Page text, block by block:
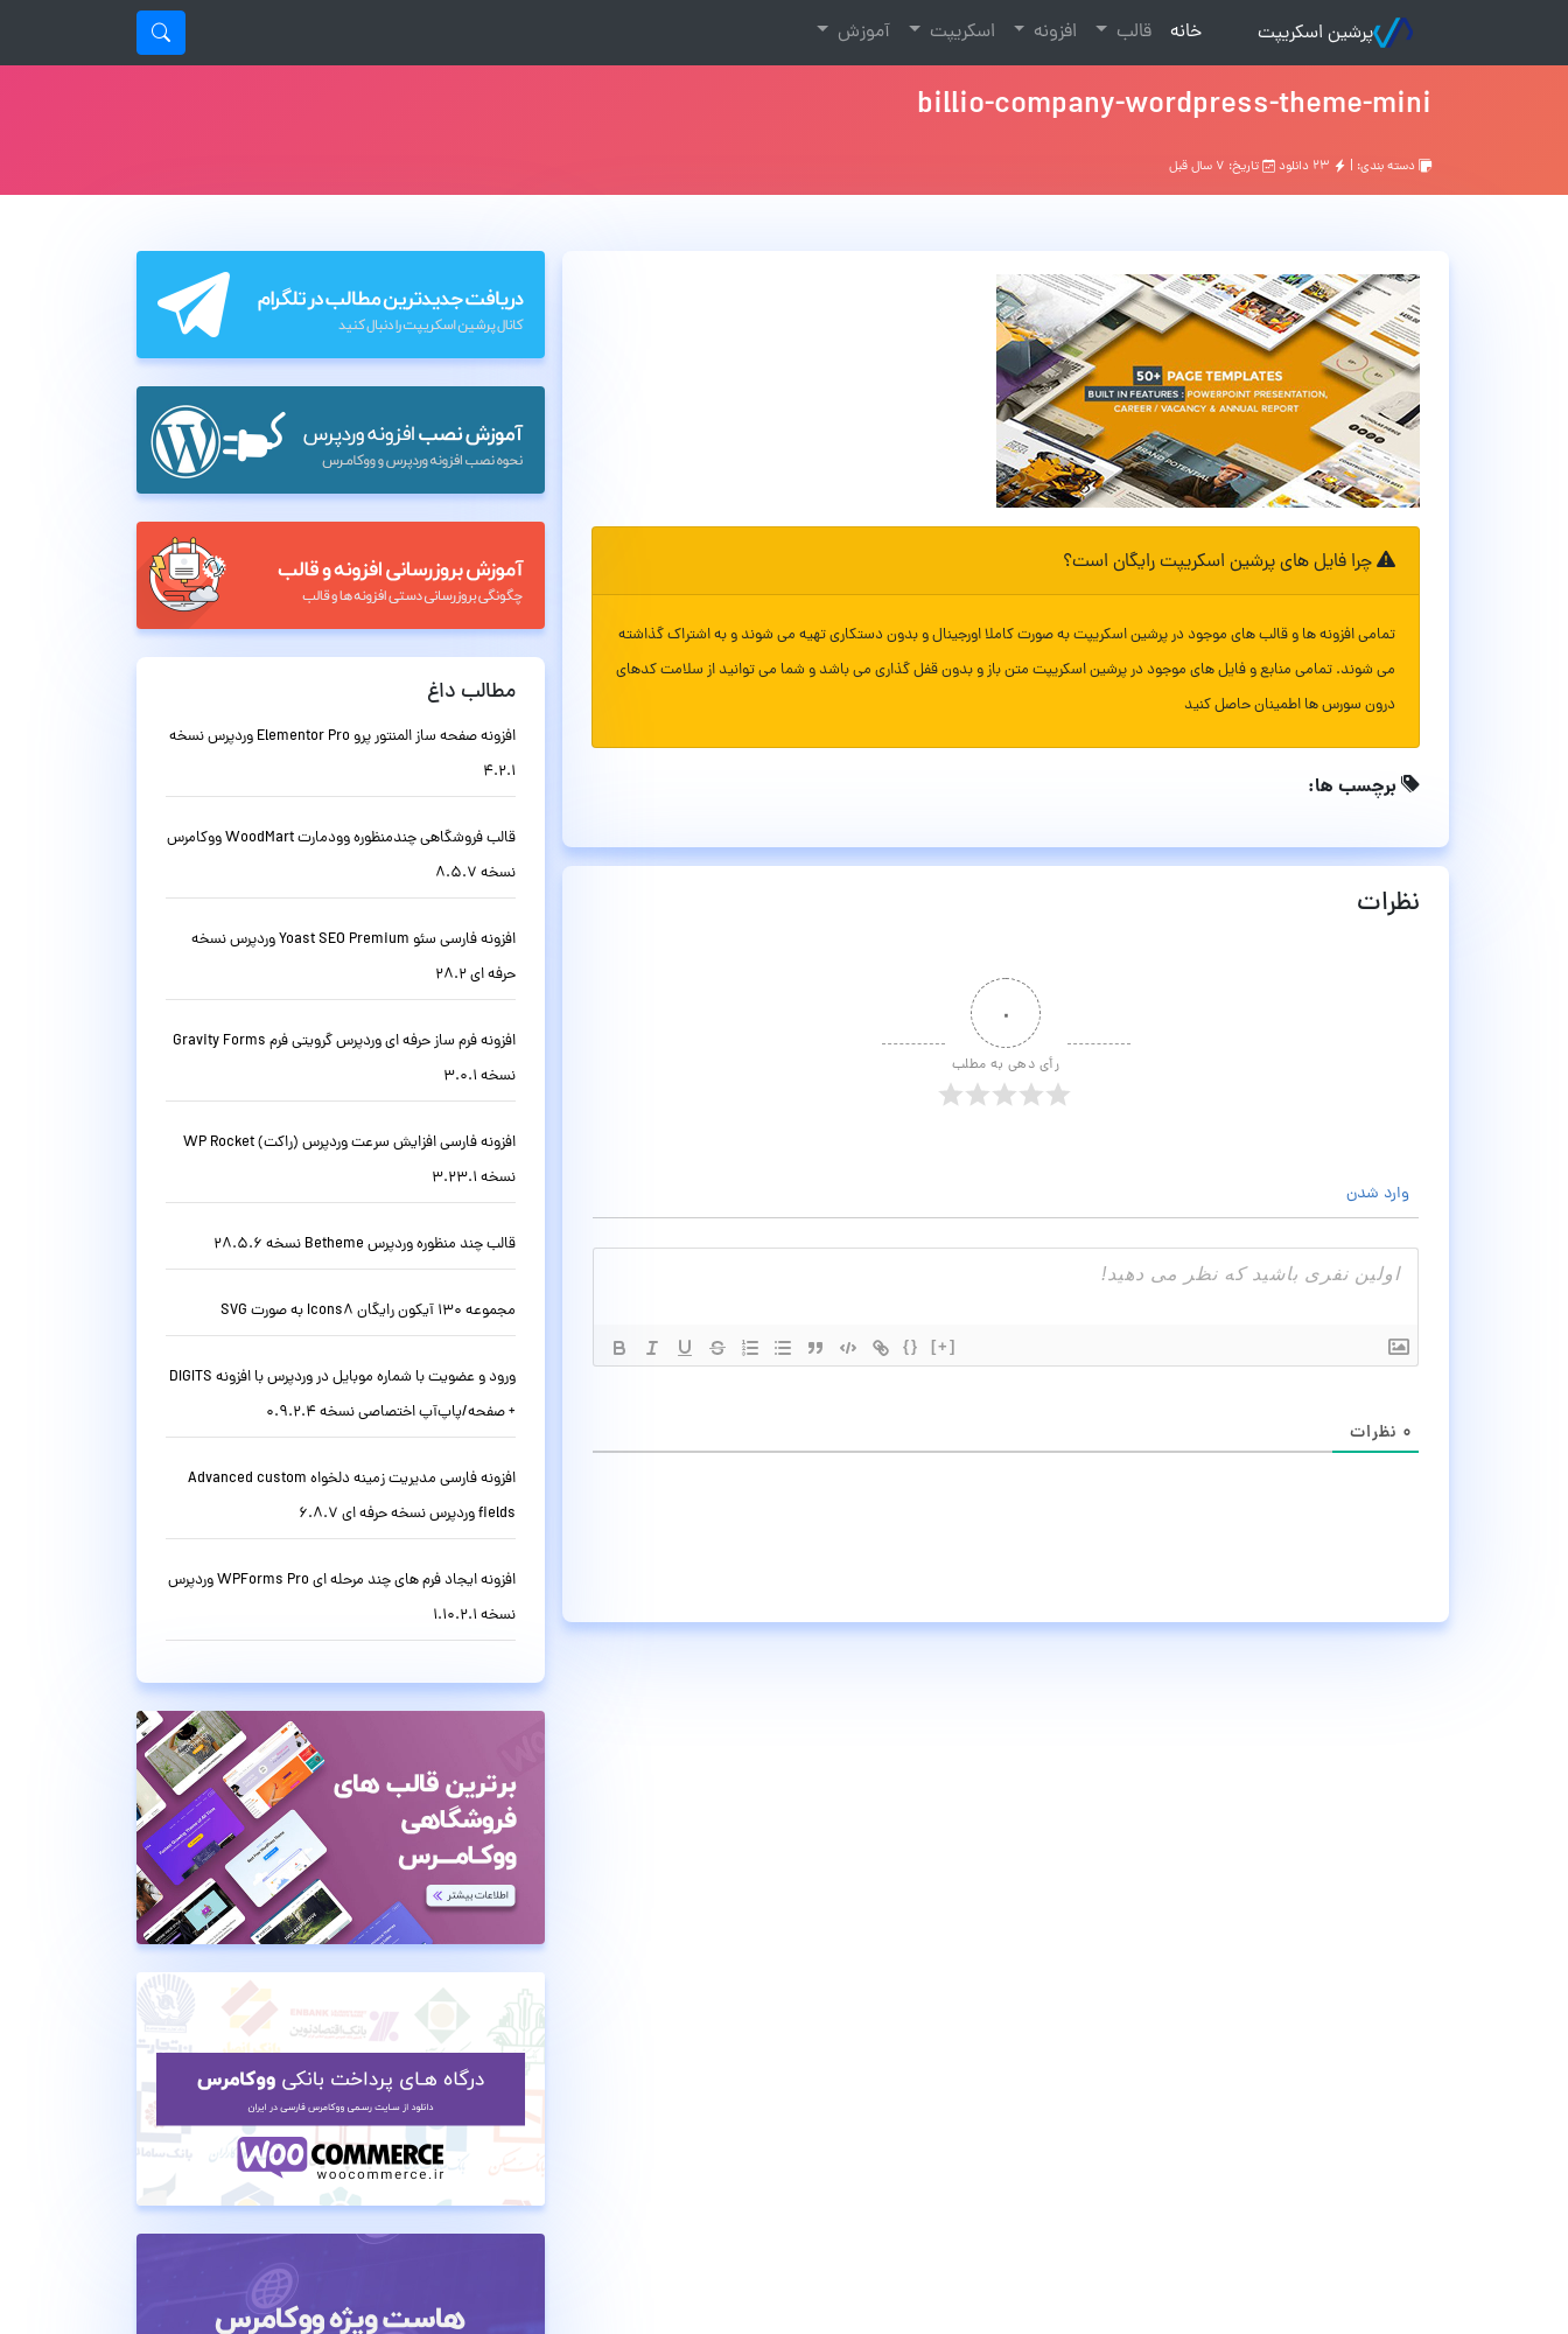
پرشین اسکریپت خانه
(current) قالب افزونه اسکریپت آموزش
billio-company-wordpress-theme-mini
دسته بندی: | تاریخ: ۷ سال قبل
چرا فایل های پرشین اسکریپت رایگان است؟
تمامی افزونه ها و قالب های موجود در پرشین اسکریپت به صورت کاملا اورجینال و بدون دستکاری تهیه می شوند و به اشتراک گذاشته
می شوند. تمامی منابع و فایل های موجود در پرشین اسکریپت متن باز و بدون قفل گذاری می باشد و شما می توانید از سلامت کدهای
درون سورس ها اطمینان حاصل کنید
برچسب ها:
نظرات
۰
رأی دهی به مطلب
وارد شدن
{} [+]
۰ نظرات
مطالب داغ
افزونه صفحه ساز المنتور پرو Elementor Pro وردپرس نسخه
4.2.1
قالب فروشگاهی چندمنظوره وودمارت WoodMart ووکامرس
نسخه 8.5.7
افزونه فارسی سئو Yoast SEO Premium وردپرس نسخه
حرفه ای 28.2
افزونه فرم ساز حرفه ای وردپرس گرویتی فرم Gravity Forms
نسخه 3.0.1
افزونه فارسی افزایش سرعت وردپرس (راکت) WP Rocket
نسخه 3.23.1
قالب چند منظوره وردپرس Betheme نسخه 28.5.6
مجموعه 130 آیکون رایگان Icons8 به صورت SVG
ورود و عضویت با شماره موبایل در وردپرس با افزونه DIGITS
+ صفحه/پاپ‌آپ اختصاصی نسخه 0.9.2.4
افزونه فارسی مدیریت زمینه دلخواه Advanced custom
fields وردپرس نسخه حرفه ای 6.8.7
افزونه ایجاد فرم های چند مرحله ای WPForms Pro وردپرس
نسخه 1.10.2.1